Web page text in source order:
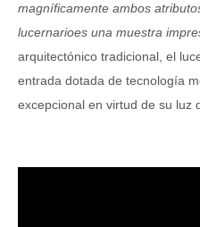
magníficamente ambos
lucernarioes una muestra
arquitectónico tradicional, el
entrada dotada de tecnología
excepcional en virtud de su luz